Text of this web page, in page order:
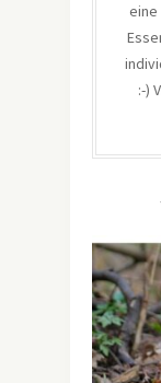
:-)